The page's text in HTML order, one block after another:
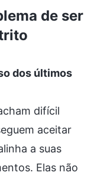
de ser
dos últimos
difícil
aceitar
a suas
Elas não